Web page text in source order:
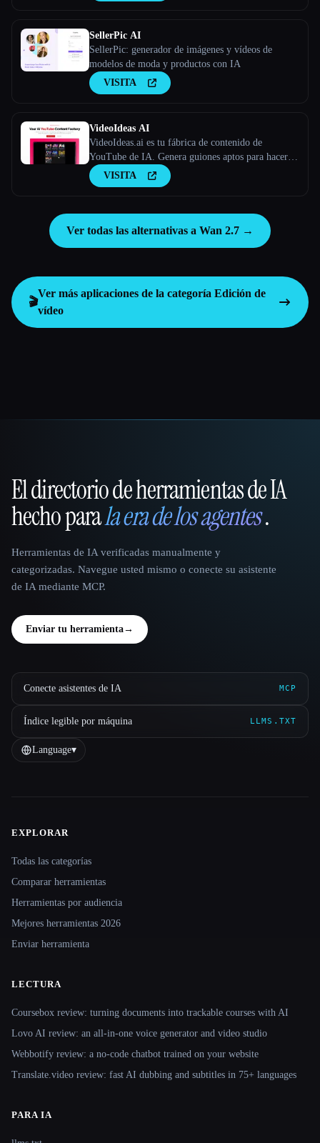
SellerPic AI
SellerPic: generador de imágenes y vídeos de
modelos de moda y productos con IA
VISITA
VideoIdeas AI
VideoIdeas.ai es tu fábrica de contenido de
YouTube de IA. Genera guiones aptos para hacer
virus, nuevas ideas de vídeo y contenido atractivo
en cuestión de minutos.
VISITA
Ver todas las alternativas a Wan 2.7 →
🎬
Ver más aplicaciones de la categoría Edición de
vídeo
That AI Collection
El directorio de herramientas de IA
hecho parala era de los agentes.
Herramientas de IA verificadas manualmente y
categorizadas. Navegue usted mismo o conecte su asistente
de IA mediante MCP.
Enviar tu herramienta→
Conecte asistentes de IA MCP
Índice legible por máquina LLMS.TXT
Language▾
Site navigation
EXPLORAR
Todas las categorías
Comparar herramientas
Herramientas por audiencia
Mejores herramientas 2026
Enviar herramienta
LECTURA
Coursebox review: turning documents into trackable courses with AI
Lovo AI review: an all-in-one voice generator and video studio
Webbotify review: a no-code chatbot trained on your website
Translate.video review: fast AI dubbing and subtitles in 75+ languages
PARA IA